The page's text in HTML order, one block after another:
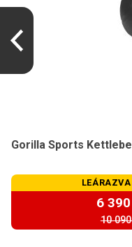
Gorilla Sports
6
10